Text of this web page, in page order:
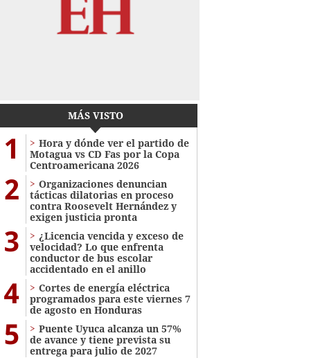
MÁS VISTO
1
Hora y dónde ver el partido de
Motagua vs CD Fas por la Copa
Centroamericana 2026
2
Organizaciones denuncian
tácticas dilatorias en proceso
contra Roosevelt Hernández y
exigen justicia pronta
3
¿Licencia vencida y exceso de
velocidad? Lo que enfrenta
conductor de bus escolar
accidentado en el anillo
4
Cortes de energía eléctrica
programados para este viernes 7
de agosto en Honduras
5
Puente Uyuca alcanza un 57%
de avance y tiene prevista su
entrega para julio de 2027